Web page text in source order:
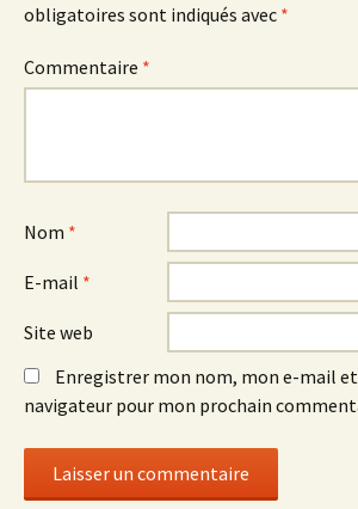
obligatoires sont indiqués avec *
Commentaire *
Nom *
E-mail *
Site web
Enregistrer mon nom, mon e-mail
navigateur pour mon prochain